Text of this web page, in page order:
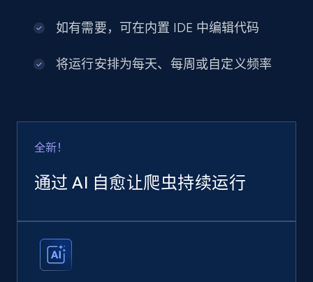
如有需要，可在内置 IDE 中编辑代码
将运行安排为每天、每周或自定义频率
全新！
通过 AI 自愈让爬虫持续运行